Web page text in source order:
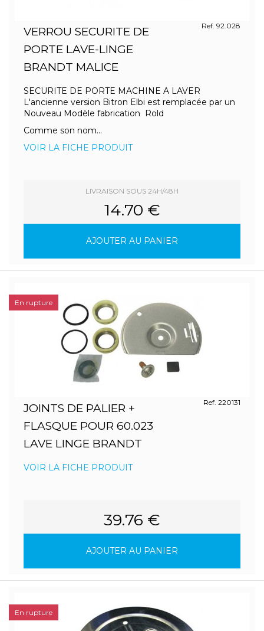
VERROU SECURITE DE
PORTE LAVE-LINGE
BRANDT MALICE
Ref. 92.028
SECURITE DE PORTE MACHINE A LAVER
L'ancienne version Bitron Elbi est remplacée par un
Nouveau Modèle fabrication Rold
Comme son nom...
VOIR LA FICHE PRODUIT
LIVRAISON SOUS 24H/48H
14.70 €
AJOUTER AU PANIER
JOINTS DE PALIER +
FLASQUE POUR 60.023
LAVE LINGE BRANDT
Ref. 220131
VOIR LA FICHE PRODUIT
39.76 €
AJOUTER AU PANIER
En rupture
En rupture